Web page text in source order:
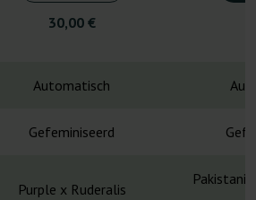
30,00 €
Automatisch
Gefeminiseerd
Purple x Ruderalis
Pakistani